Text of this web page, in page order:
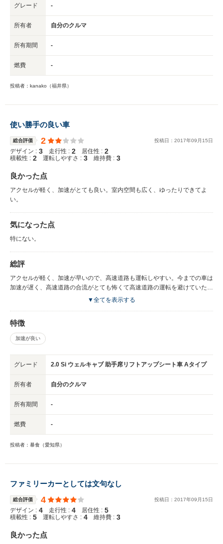
グレード -
所有者 自分のクルマ
所有期間 -
燃費 -
投稿者：kanako（福井県）
使い勝手の良い車
総合評価 2 投稿日： 2017年09 月 15日
デザイン : 3 走行性 : 2 居住性 : 2
積載性 : 2 運転しやすさ : 3 維持費 : 3
良かった点
アクセルが軽く、加速がとても良い。室内空間も広く、ゆったりできてよ
い。
気になった点
特にない。
総評
アクセルが軽く、加速が早いので、高速道路も運転しやすい。今までの車は
加速が遅く、高速道路の合流がとても怖くて高速道路の運転を避けていた
が、今の車に変えてからは高速道路の運転が楽しく、高速道路を利用した長
る移動手段としか思っていなかったが、今の車に変えてからはすごく愛着が
わき、休日には洗車をしたり、メンテナンスをしたりすることも苦ではな
く、車にお金をかけるようになりました。室内空間が広いため、友人とのレ
ジャーでも重宝され、バーベキューやキャンプなどに積極的に参加するよう
になり、大活躍しています。また、仕事でも作業道具を多く積むことができ
ことが好評で、この車で旅行に行きたいといわれ、家族での旅行も増え、家
ナンスを続け、長く乗り続けたいと思っています。
▼全てを表示する
特徴
加速が良い
グレード 2.0 Si ウェルキャブ 助手席リフトアップシート車 Aタイプ
所有者 自分のクルマ
所有期間 -
燃費 -
投稿者：暴食（愛知県）
ファミリーカーとしては文句なし
総合評価 4 投稿日： 2017年09 月 15日
デザイン : 4 走行性 : 4 居住性 : 5
積載性 : 5 運転しやすさ : 4 維持費 : 3
良かった点